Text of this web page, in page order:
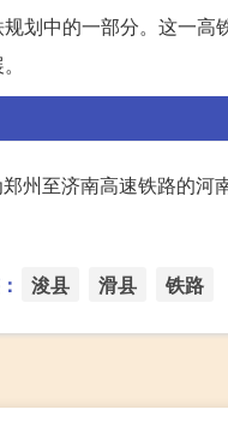
划中的一部分。这一
州至济南高速铁路的
浚县 滑县 铁路